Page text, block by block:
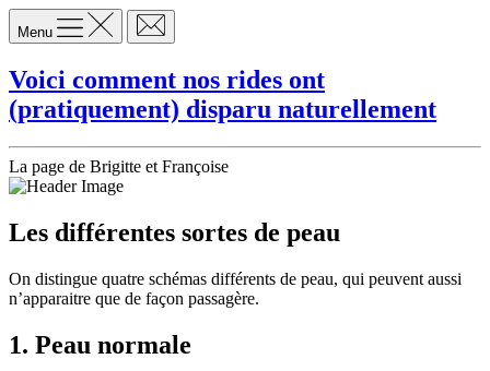
Menu
Voici comment nos rides ont
(pratiquement) disparu naturellement
La page de Brigitte et Françoise
Les différentes sortes de peau
On distingue quatre schémas différents de peau, qui peuvent aussi
n’apparaitre que de façon passagère.
1. Peau normale